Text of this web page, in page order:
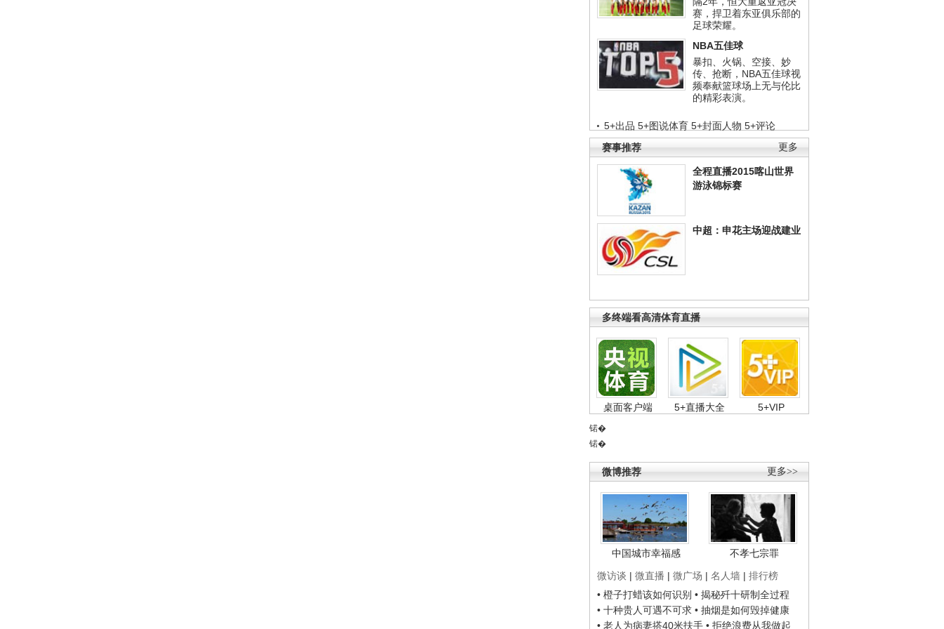
赛，捍卫着东亚俱乐部的
足球荣耀。
NBA五佳球
暴扣、火锅、空接、妙
传、抢断，NBA五佳球视
频奉献篮球场上无与伦比
的精彩表演。
5+出品 5+图说体育 5+封面人物 5+评论
更多
赛事推荐
全程直播2015喀山世界
游泳锦标赛
中超：申花主场迎战建业
多终端看高清体育直播
桌面客户端 5+直播大全 5+VIP
锘�
锘�
更多>>
微博推荐
中国城市幸福感
不孝七宗罪
微访谈 | 微直播 | 微广场 | 名人墙 | 排行榜
• 橙子打蜡该如何识别 • 揭秘歼十研制全过程
• 十种贵人可遇不可求 • 抽烟是如何毁掉健康
• 老人为病妻搭40米扶手 • 拒绝浪费从我做起